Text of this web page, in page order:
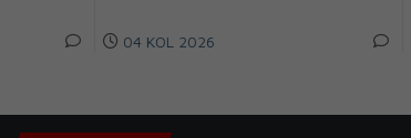
04 KOL 2026